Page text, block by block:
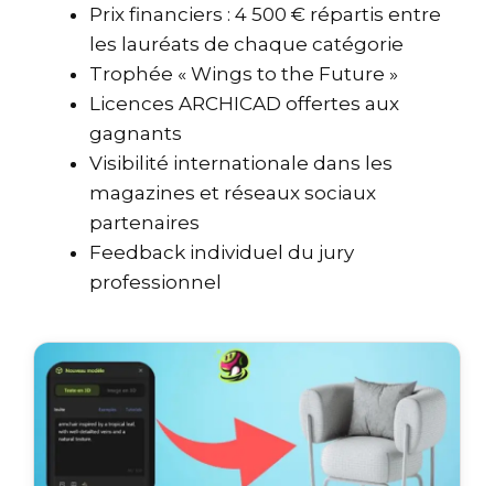
Prix financiers : 4 500 € répartis entre
les lauréats de chaque catégorie
Trophée « Wings to the Future »
Licences ARCHICAD offertes aux
gagnants
Visibilité internationale dans les
magazines et réseaux sociaux
partenaires
Feedback individuel du jury
professionnel